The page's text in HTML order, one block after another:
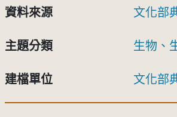
資料來源 文化部
主題分類 生物、
建檔單位 文化部